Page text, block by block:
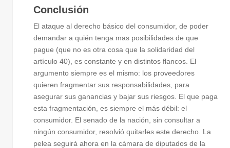
Conclusión
El ataque al derecho básico del consumidor, de poder
demandar a quién tenga mas posibilidades de que
pague (que no es otra cosa que la solidaridad del
artículo 40), es constante y en distintos flancos. El
argumento siempre es el mismo: los proveedores
quieren fragmentar sus responsabilidades, para
asegurar sus ganancias y bajar sus riesgos. El que paga
esta fragmentación, es siempre el más débil: el
consumidor. El senado de la nación, sin consultar a
ningún consumidor, resolvió quitarles este derecho. La
pelea seguirá ahora en la cámara de diputados de la